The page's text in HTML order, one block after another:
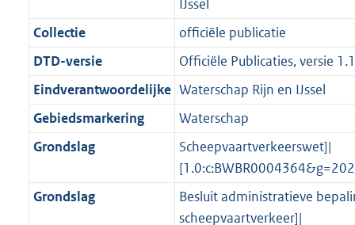
r
m
a
a
t
o
r
m
a
a
f
o
r
m
a
n
f
o
r
m
t
b
o
t
t
e
:
2
K
b
o
o
t
t
e
:
2
K
b
IJssel
Collectie
officiële publicatie
DTD-versie
Officiële Publicaties, versie 1.1
Eindverantwoordelijke Waterschap Rijn en IJssel
Gebiedsmarkering
Waterschap
Grondslag
Scheepvaartverkeerswet]|
Grondslag
Besluit administratieve
scheepvaartverkeer]|